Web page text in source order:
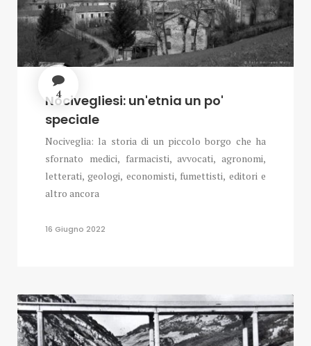
4
Nocivegliesi: un'etnia un po'
speciale
Nociveglia: la storia di un piccolo borgo che ha
sfornato medici, farmacisti, avvocati, agronomi,
letterati, geologi, economisti, fumettisti, editori e
altro ancora
16 Giugno 2022